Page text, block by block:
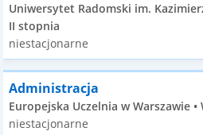
Uniwersytet Radomski im.
II stopnia
niestacjonarne
Administracja
Europejska Uczelnia w Warszawie •
niestacjonarne